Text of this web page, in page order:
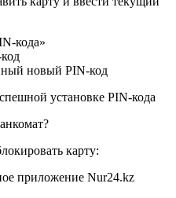
кода»
новый PIN-код
установке PIN-кода
карту:
приложение Nur24.kz